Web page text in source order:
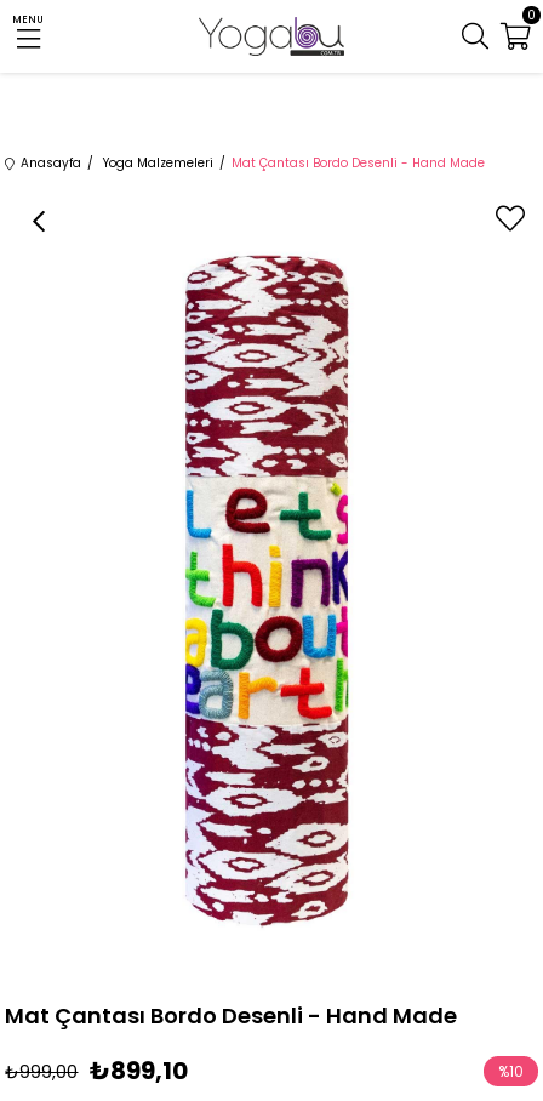
MENU 0
Anasayfa Yoga Malzemeleri Mat Çantası Bordo Desenli - Hand Made
Mat Çantası Bordo Desenli - Hand Made
₺999,00 ₺899,10 %10